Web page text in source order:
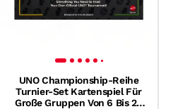
UNO Championship-Reihe
Turnier-Set Kartenspiel Für
Große Gruppen Von 6 Bis 20